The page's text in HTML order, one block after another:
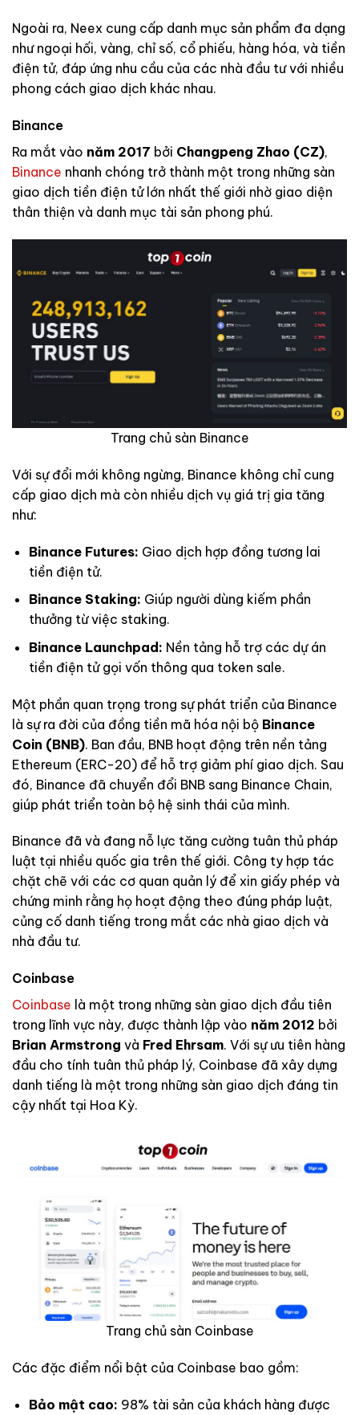
Ngoài ra, Neex cung cấp danh mục sản phẩm đa dạng
như ngoại hối, vàng, chỉ số, cổ phiếu, hàng hóa, và tiền
điện tử, đáp ứng nhu cầu của các nhà đầu tư với nhiều
phong cách giao dịch khác nhau.
Binance
Ra mắt vào năm 2017 bởi Changpeng Zhao (CZ),
Binance nhanh chóng trở thành một trong những sàn
giao dịch tiền điện tử lớn nhất thế giới nhờ giao diện
thân thiện và danh mục tài sản phong phú.
Trang chủ sàn Binance
Với sự đổi mới không ngừng, Binance không chỉ cung
cấp giao dịch mà còn nhiều dịch vụ giá trị gia tăng
như:
Binance Futures: Giao dịch hợp đồng tương lai
tiền điện tử.
Binance Staking: Giúp người dùng kiếm phần
thưởng từ việc staking.
Binance Launchpad: Nền tảng hỗ trợ các dự án
tiền điện tử gọi vốn thông qua token sale.
Một phần quan trọng trong sự phát triển của Binance
là sự ra đời của đồng tiền mã hóa nội bộ Binance
Coin (BNB). Ban đầu, BNB hoạt động trên nền tảng
Ethereum (ERC-20) để hỗ trợ giảm phí giao dịch. Sau
đó, Binance đã chuyển đổi BNB sang Binance Chain,
giúp phát triển toàn bộ hệ sinh thái của mình.
Binance đã và đang nỗ lực tăng cường tuân thủ pháp
luật tại nhiều quốc gia trên thế giới. Công ty hợp tác
chặt chẽ với các cơ quan quản lý để xin giấy phép và
chứng minh rằng họ hoạt động theo đúng pháp luật,
củng cố danh tiếng trong mắt các nhà giao dịch và
nhà đầu tư.
Coinbase
Coinbase là một trong những sàn giao dịch đầu tiên
trong lĩnh vực này, được thành lập vào năm 2012 bởi
Brian Armstrong và Fred Ehrsam. Với sự ưu tiên hàng
đầu cho tính tuân thủ pháp lý, Coinbase đã xây dựng
danh tiếng là một trong những sàn giao dịch đáng tin
cậy nhất tại Hoa Kỳ.
Trang chủ sàn Coinbase
Các đặc điểm nổi bật của Coinbase bao gồm:
Bảo mật cao: 98% tài sản của khách hàng được